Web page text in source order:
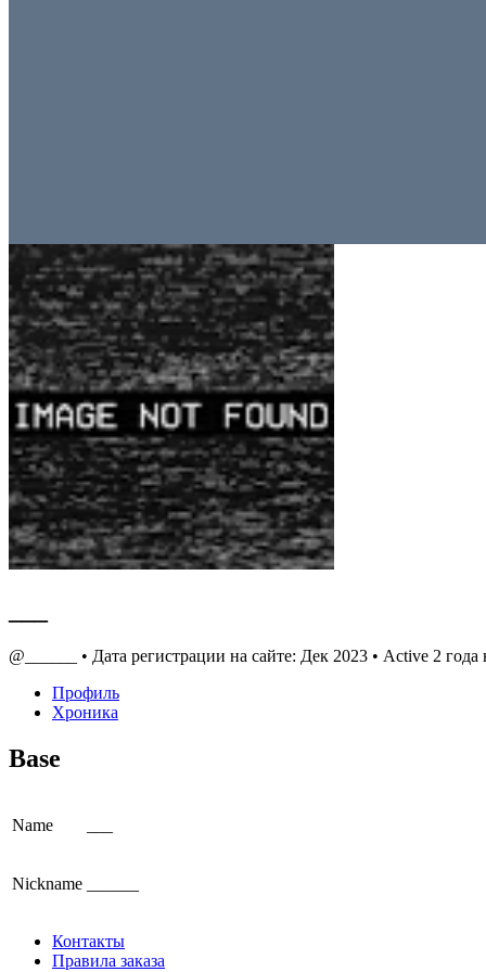
@______ • Дата регистрации на сайте: Дек 2023 • Active 2 года
Профиль
Хроника
Base
Name
Nickname
Контакты
Правила заказа